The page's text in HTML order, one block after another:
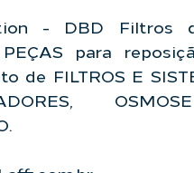
- DBD Filtros
PEÇAS para
de FILTROS E